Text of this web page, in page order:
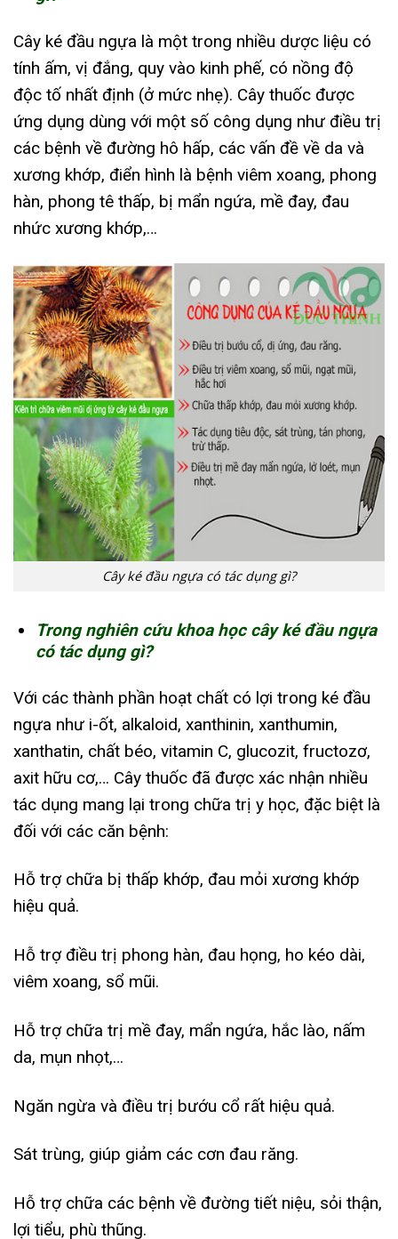
Cây ké đầu ngựa là một trong nhiều dược liệu có
tính ấm, vị đắng, quy vào kinh phế, có nồng độ
độc tố nhất định (ở mức nhẹ). Cây thuốc được
ứng dụng dùng với một số công dụng như điều trị
các bệnh về đường hô hấp, các vấn đề về da và
xương khớp, điển hình là bệnh viêm xoang, phong
hàn, phong tê thấp, bị mẩn ngứa, mề đay, đau
nhức xương khớp,…
Cây ké đầu ngựa có tác dụng gì?
Trong nghiên cứu khoa học cây ké đầu ngựa
có tác dụng gì?
Với các thành phần hoạt chất có lợi trong ké đầu
ngựa như i-ốt, alkaloid, xanthinin, xanthumin,
xanthatin, chất béo, vitamin C, glucozit, fructozơ,
axit hữu cơ,… Cây thuốc đã được xác nhận nhiều
tác dụng mang lại trong chữa trị y học, đặc biệt là
đối với các căn bệnh:
Hỗ trợ chữa bị thấp khớp, đau mỏi xương khớp
hiệu quả.
Hỗ trợ điều trị phong hàn, đau họng, ho kéo dài,
viêm xoang, sổ mũi.
Hỗ trợ chữa trị mề đay, mẩn ngứa, hắc lào, nấm
da, mụn nhọt,…
Ngăn ngừa và điều trị bướu cổ rất hiệu quả.
Sát trùng, giúp giảm các cơn đau răng.
Hỗ trợ chữa các bệnh về đường tiết niệu, sỏi thận,
lợi tiểu, phù thũng.